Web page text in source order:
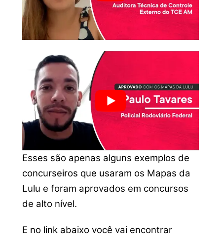
Esses são apenas alguns exemplos de
concurseiros que usaram os Mapas da
Lulu e foram aprovados em concursos
de alto nível.
E no link abaixo você vai encontrar